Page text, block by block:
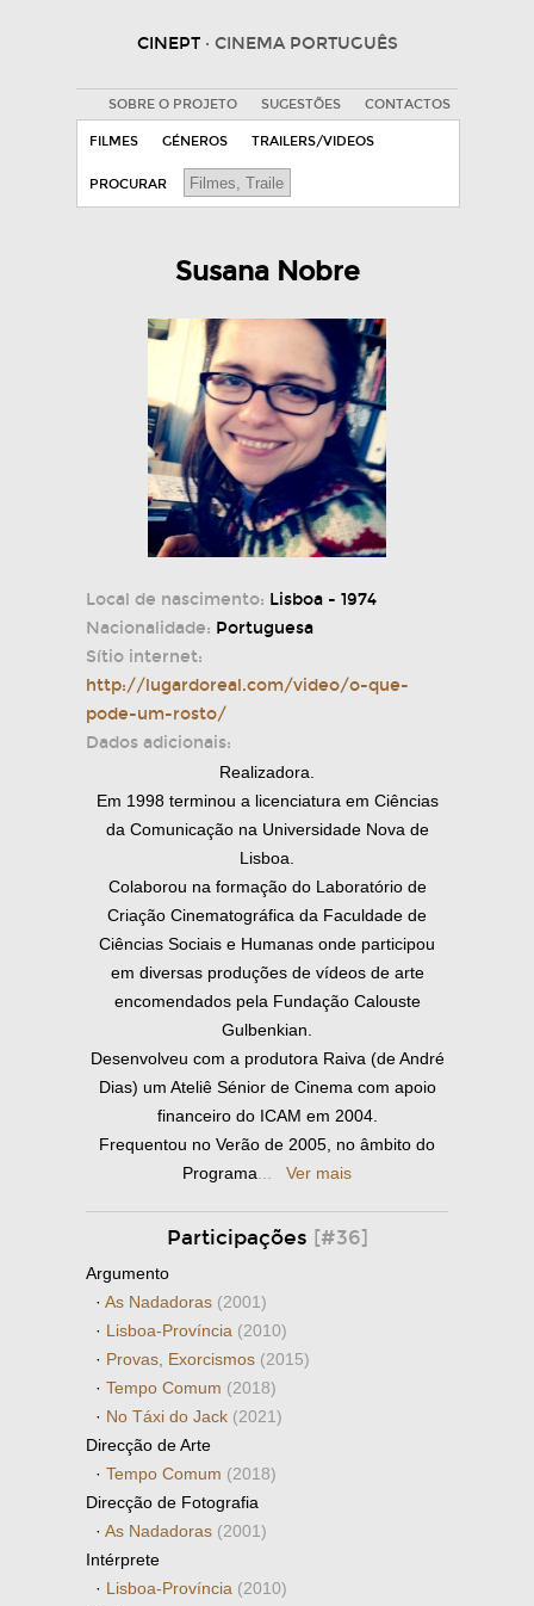
CINEPT · CINEMA PORTUGUÊS
SOBRE O PROJETO SUGESTÕES CONTACTOS
FILMES GÉNEROS TRAILERS/VIDEOS
PROCURAR
Susana Nobre
Local de nascimento: Lisboa - 1974
Nacionalidade: Portuguesa
Sítio internet:
http://lugardoreal.com/video/o-que-
pode-um-rosto/
Dados adicionais:
Realizadora.
Em 1998 terminou a licenciatura em Ciências
da Comunicação na Universidade Nova de
Lisboa.
Colaborou na formação do Laboratório de
Criação Cinematográfica da Faculdade de
Ciências Sociais e Humanas onde participou
em diversas produções de vídeos de arte
encomendados pela Fundação Calouste
Gulbenkian.
Desenvolveu com a produtora Raiva (de André
Dias) um Ateliê Sénior de Cinema com apoio
financeiro do ICAM em 2004.
Frequentou no Verão de 2005, no âmbito do
Programa
Ver mais
Participações [#36]
Argumento
· As Nadadoras (2001)
· Lisboa-Província (2010)
· Provas, Exorcismos (2015)
· Tempo Comum (2018)
· No Táxi do Jack (2021)
Direcção de Arte
· Tempo Comum (2018)
Direcção de Fotografia
· As Nadadoras (2001)
Intérprete
· Lisboa-Província (2010)